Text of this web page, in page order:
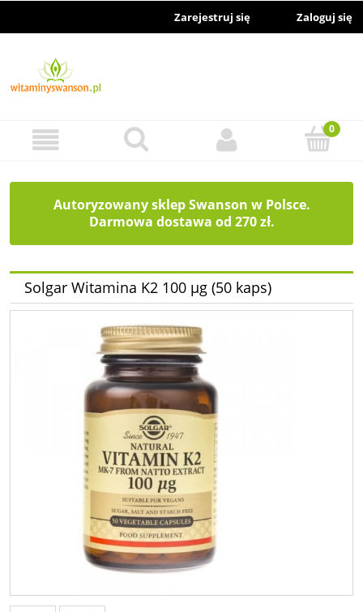
Zarejestruj się Zaloguj się
Autoryzowany sklep Swanson w Polsce.
Darmowa dostawa od 270 zł.
Solgar Witamina K2 100 µg (50 kaps)